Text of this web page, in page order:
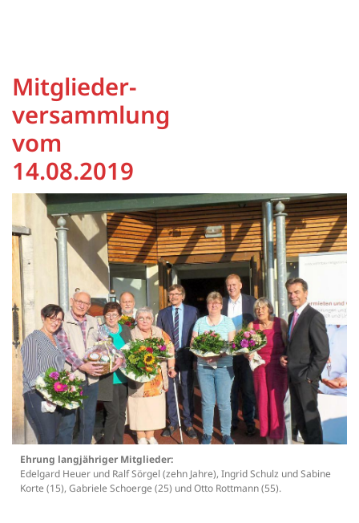
Mitglieder-
versammlung
vom
14.08.2019
Ehrung langjähriger Mitglieder:
Edelgard Heuer und Ralf Sörgel (zehn Jahre), Ingrid Schulz und Sabine
Korte (15), Gabriele Schoerge (25) und Otto Rottmann (55).